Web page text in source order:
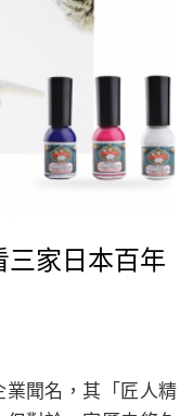
家日本百年
聞名，其「匠人精